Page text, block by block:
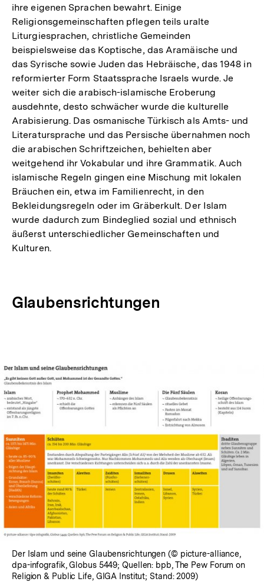
ihre eigenen Sprachen bewahrt. Einige
Religionsgemeinschaften pflegen teils uralte
Liturgiesprachen, christliche Gemeinden
beispielsweise das Koptische, das Aramäische und
das Syrische sowie Juden das Hebräische, das 1948 in
reformierter Form Staatssprache Israels wurde. Je
weiter sich die arabisch-islamische Eroberung
ausdehnte, desto schwächer wurde die kulturelle
Arabisierung. Das osmanische Türkisch als Amts- und
Literatursprache und das Persische übernahmen noch
die arabischen Schriftzeichen, behielten aber
weitgehend ihr Vokabular und ihre Grammatik. Auch
islamische Regeln gingen eine Mischung mit lokalen
Bräuchen ein, etwa im Familienrecht, in den
Bekleidungsregeln oder im Gräberkult. Der Islam
wurde dadurch zum Bindeglied sozial und ethnisch
äußerst unterschiedlicher Gemeinschaften und
Kulturen.
Glaubensrichtungen
In
Lightbox
öffnen
Der Islam und seine Glaubensrichtungen (© picture-alliance,
dpa-infografik, Globus 5449; Quellen: bpb, The Pew Forum on
Religion & Public Life, GIGA Institut; Stand: 2009)